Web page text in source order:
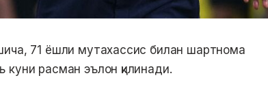
71 ёшли мутахассис билан шартнома
расман эълон қилинади.